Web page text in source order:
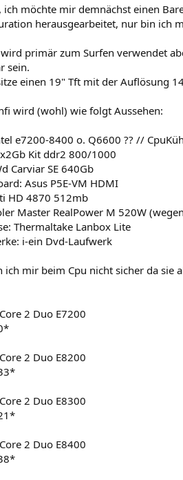
ich möchte mir demnächst einen
herausgearbeitet, nur bin ich
wird primär zum Surfen verwendet
sein.
einen 19" Tft mit der Auflösung
wird (wohl) wie folgt Aussehen:
e7200-8400 o. Q6600 ?? //
Kit ddr2 800/1000
Carviar SE 640Gb
Asus P5E-VM HDMI
HD 4870 512mb
Master RealPower M 520W
Thermaltake Lanbox Lite
i-ein Dvd-Laufwerk
ich mir beim Cpu nicht sicher da sie
2 Duo E7200
2 Duo E8200
2 Duo E8300
2 Duo E8400